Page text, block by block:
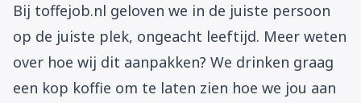
Bij toffejob.nl geloven we in de juiste persoon
op de juiste plek, ongeacht leeftijd. Meer weten
over hoe wij dit aanpakken? We drinken graag
een kop koffie om te laten zien hoe we jou aan